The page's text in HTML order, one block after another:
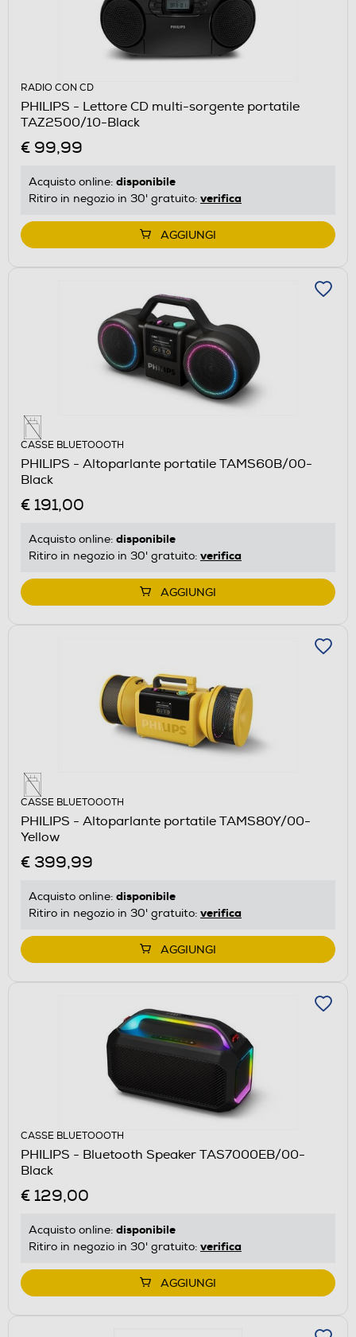
RADIO CON CD
PHILIPS - Lettore CD multi-sorgente portatile
TAZ2500/10-Black
€ 99,99
Acquisto online: disponibile
Ritiro in negozio in 30' gratuito: verifica
AGGIUNGI
CASSE BLUETOOOTH
PHILIPS - Altoparlante portatile TAMS60B/00-
Black
€ 191,00
Acquisto online: disponibile
Ritiro in negozio in 30' gratuito: verifica
AGGIUNGI
CASSE BLUETOOOTH
PHILIPS - Altoparlante portatile TAMS80Y/00-
Yellow
€ 399,99
Acquisto online: disponibile
Ritiro in negozio in 30' gratuito: verifica
AGGIUNGI
CASSE BLUETOOOTH
PHILIPS - Bluetooth Speaker TAS7000EB/00-
Black
€ 129,00
Acquisto online: disponibile
Ritiro in negozio in 30' gratuito: verifica
AGGIUNGI